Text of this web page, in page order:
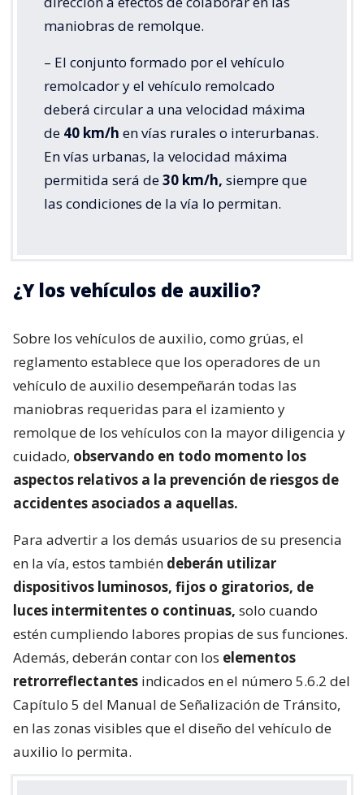
maniobras de remolque.
– El conjunto formado por el vehículo
remolcador y el vehículo remolcado
deberá circular a una velocidad máxima
de 40 km/h en vías rurales o interurbanas.
En vías urbanas, la velocidad máxima
permitida será de30 km/h, siempre que
las condiciones de la vía lo permitan.
¿Y los vehículos de auxilio?
Sobre los vehículos de auxilio, como grúas, el
reglamento establece que los operadores de un
vehículo de auxilio desempeñarán todas las
maniobras requeridas para el izamiento y
remolque de los vehículos con la mayor diligencia y
cuidado, observando en todo momento los
aspectos relativos a la prevención de riesgos de
accidentes asociados a aquellas.
Para advertir a los demás usuarios de su presencia
en la vía, estos también deberán utilizar
dispositivos luminosos, fijos o giratorios, de
luces intermitentes o continuas, solo cuando
estén cumpliendo labores propias de sus funciones.
Además, deberán contar con los elementos
retrorreflectantes indicados en el número 5.6.2 del
Capítulo 5 del Manual de Señalización de Tránsito,
en las zonas visibles que el diseño del vehículo de
auxilio lo permita.